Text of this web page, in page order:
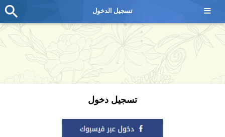
تسجيل دخول
≡ تسجيل الدخول